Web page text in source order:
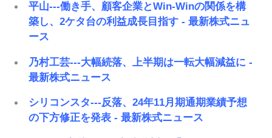
平山---働き手、顧客企業とWin-Winの関係を構
築し、2ケタ台の利益成長目指す - 最新株式ニュ
ース
乃村工芸---大幅続落、上半期は一転大幅減益に -
最新株式ニュース
シリコンスタ---反落、24年11月期通期業績予想
の下方修正を発表 - 最新株式ニュース